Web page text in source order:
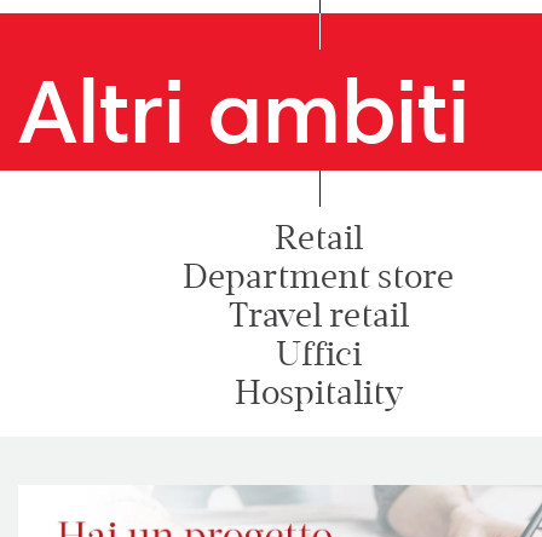
Altri ambiti
Retail
Department store
Travel retail
Uffici
Hospitality